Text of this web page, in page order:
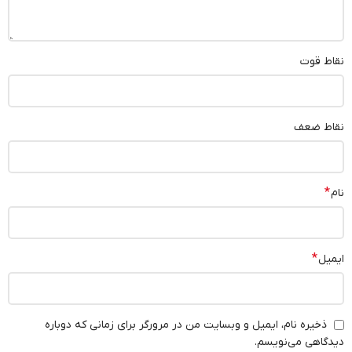
نقاط قوت
نقاط ضعف
نام*
ایمیل*
ذخیره نام، ایمیل و وبسایت من در مرورگر برای زمانی که دوباره
دیدگاهی می‌نویسم.